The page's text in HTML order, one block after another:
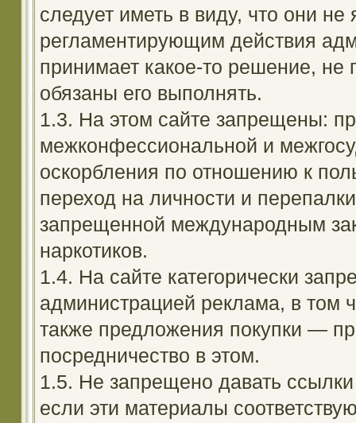
следует иметь в виду, что они
регламентирующим действия
принимает какое-то решение, не
обязаны его выполнять.
1.3. На этом сайте запрещены:
межконфессиональной и
оскорбления по отношению к
переход на личности и
запрещенной международным
наркотиков.
1.4. На сайте категорически
администрацией реклама, в том
также предложения покупки —
посредничество в этом.
1.5. Не запрещено давать
если эти материалы